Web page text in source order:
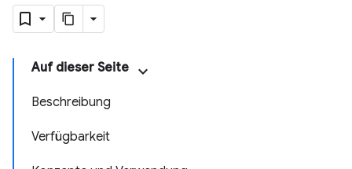
Auf dieser Seite
Beschreibung
Verfügbarkeit